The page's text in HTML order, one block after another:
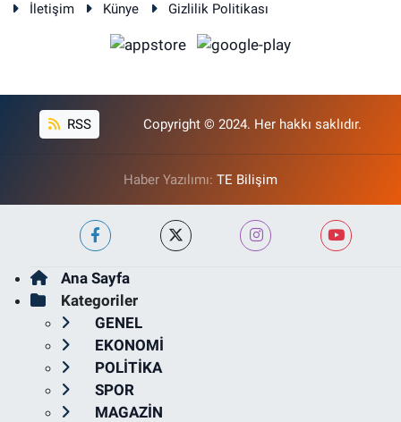
İletişim Künye Gizlilik Politikası
RSS Copyright © 2024. Her hakkı saklıdır.
Haber Yazılımı: TE Bilişim
Ana Sayfa
Kategoriler
GENEL
EKONOMİ
POLİTİKA
SPOR
MAGAZİN